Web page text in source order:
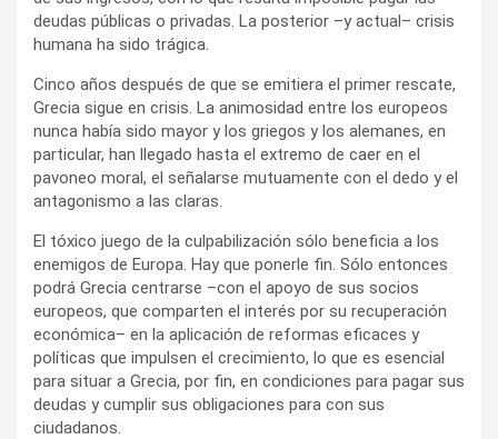
deudas públicas o privadas. La posterior –y actual– crisis
humana ha sido trágica.
Cinco años después de que se emitiera el primer rescate,
Grecia sigue en crisis. La animosidad entre los europeos
nunca había sido mayor y los griegos y los alemanes, en
particular, han llegado hasta el extremo de caer en el
pavoneo moral, el señalarse mutuamente con el dedo y el
antagonismo a las claras.
El tóxico juego de la culpabilización sólo beneficia a los
enemigos de Europa. Hay que ponerle fin. Sólo entonces
podrá Grecia centrarse –con el apoyo de sus socios
europeos, que comparten el interés por su recuperación
económica– en la aplicación de reformas eficaces y
políticas que impulsen el crecimiento, lo que es esencial
para situar a Grecia, por fin, en condiciones para pagar sus
deudas y cumplir sus obligaciones para con sus
ciudadanos.